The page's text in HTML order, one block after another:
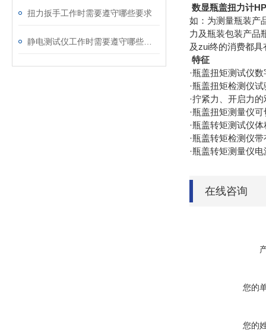
扭力扳手工作时需要遵守哪些要求
数显瓶盖扭力计
如：为测量瓶装产
力及瓶装包装产品
及zui终的消费都
特征
·瓶盖扭矩测试仪
·瓶盖扭矩检测仪
·拧紧力、开启力
·瓶盖扭矩测量仪
·瓶盖转矩测试仪
·瓶盖转矩检测仪
·瓶盖转矩测量仪
在线咨询
您的
您的